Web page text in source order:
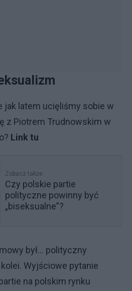
jak latem ucięliśmy sobie w
z Piotrem Trudnowskim w
Link tu
Zobacz także
Czy polskie partie
polityczne powinny być
„biseksualne”?
był… polityczny
Wyjściowe pytanie
na polskim rynku